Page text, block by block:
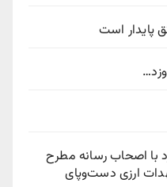
پایدار است
با اصحاب رسانه مطرح
ارزی دست‌وپای